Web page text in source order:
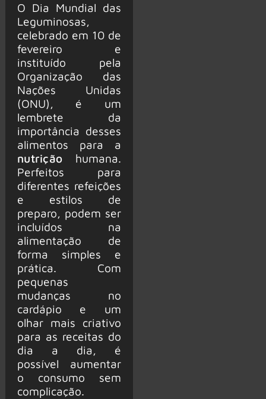
O Dia Mundial das
Leguminosas,
celebrado em 10 de
fevereiro e
instituído pela
Organização das
Nações Unidas
(ONU), é um
lembrete da
importância desses
alimentos para a
nutrição humana.
Perfeitos para
diferentes refeições
e estilos de
preparo, podem ser
incluídos na
alimentação de
forma simples e
prática. Com
pequenas
mudanças no
cardápio e um
olhar mais criativo
para as receitas do
dia a dia, é
possível aumentar
o consumo sem
complicação.